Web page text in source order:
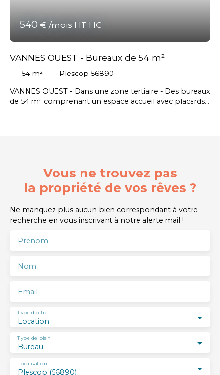
540 € /mois HT HC
VANNES OUEST - Bureaux de 54 m²
54 m²
Plescop 56890
VANNES OUEST - Dans une zone tertiaire - Des bureaux
de 54 m² comprenant un espace accueil avec placards,
Vous ne trouvez pas
la propriété de vos rêves ?
Ne manquez plus aucun bien correspondant à votre
recherche en vous inscrivant à notre alerte mail !
Prénom
Nom
Email
Location
Type d'offre
Bureau
Type de bien
Plescop (56890)
Localisation